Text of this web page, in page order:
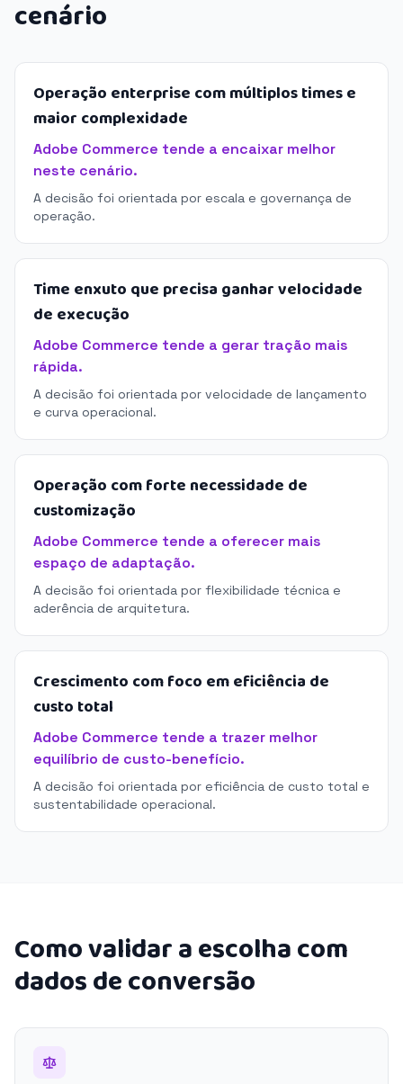
cenário
Operação enterprise com múltiplos times e
maior complexidade
Adobe Commerce tende a encaixar melhor
neste cenário.
A decisão foi orientada por escala e governança de
operação.
Time enxuto que precisa ganhar velocidade
de execução
Adobe Commerce tende a gerar tração mais
rápida.
A decisão foi orientada por velocidade de lançamento
e curva operacional.
Operação com forte necessidade de
customização
Adobe Commerce tende a oferecer mais
espaço de adaptação.
A decisão foi orientada por flexibilidade técnica e
aderência de arquitetura.
Crescimento com foco em eficiência de
custo total
Adobe Commerce tende a trazer melhor
equilíbrio de custo-benefício.
A decisão foi orientada por eficiência de custo total e
sustentabilidade operacional.
Como validar a escolha com
dados de conversão